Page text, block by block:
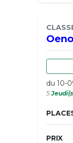
du 10-
5
PRIX